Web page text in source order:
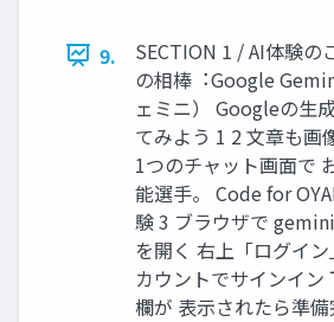
9.
SECTION 1 / AI体験の
の相棒︓Google
ェミニ） Googleの⽣
てみよう 1 2 ⽂章も画
1つのチャット画⾯で
能選⼿。 Code for
験 3 ブラウザで
を開く 右上「ログイ
カウントでサインイン
欄が 表⽰されたら準